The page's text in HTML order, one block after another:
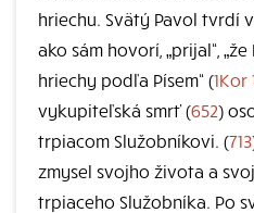
hriechu. Svätý Pavol tvrdí
ako sám hovorí, „prijal“,
hriechy podľa Písem“ (1Kor
vykupiteľská smrť (652)
trpiacom Služobníkovi. (713
zmysel svojho života a
trpiaceho Služobníka. Po